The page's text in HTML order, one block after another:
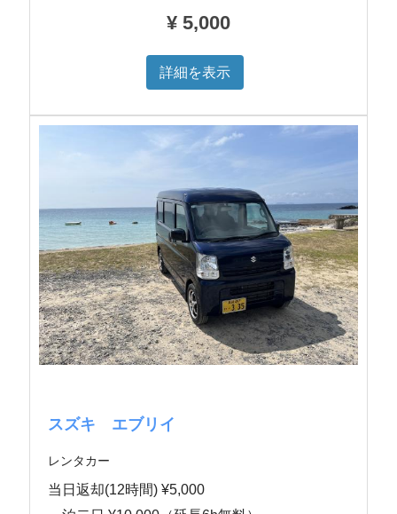
¥ 5,000
詳細を表示
スズキ エブリイ
レンタカー
当日返却(12時間) ¥5,000